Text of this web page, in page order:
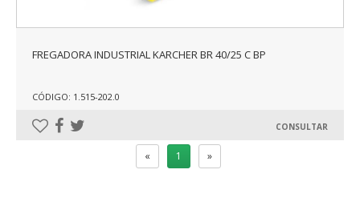
FREGADORA INDUSTRIAL KARCHER BR 40/25 C BP
CÓDIGO: 1.515-202.0
CONSULTAR
« 1 »